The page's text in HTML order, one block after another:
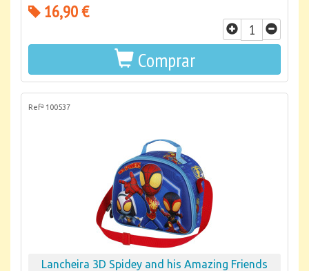
16,90 €
Comprar
Refª 100537
Lancheira 3D Spidey and his Amazing Friends